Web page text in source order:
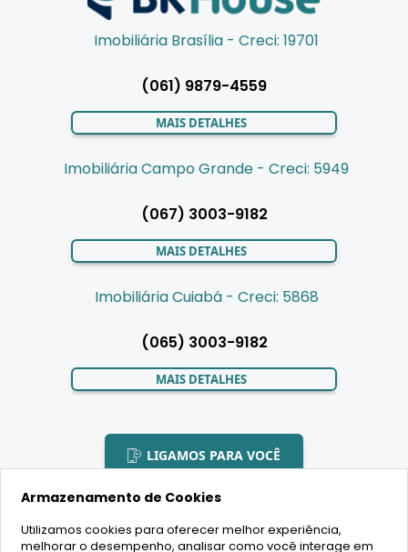
Imobiliária Brasília - Creci: 19701
(061) 9879-4559
MAIS DETALHES
Imobiliária Campo Grande - Creci: 5949
(067) 3003-9182
MAIS DETALHES
Imobiliária Cuiabá - Creci: 5868
(065) 3003-9182
MAIS DETALHES
LIGAMOS PARA VOCÊ
2020 Copyright - BR House Inteligência Imobiliária LTDA -
Armazenamento de Cookies
Utilizamos cookies para oferecer melhor experiência,
melhorar o desempenho, analisar como você interage em